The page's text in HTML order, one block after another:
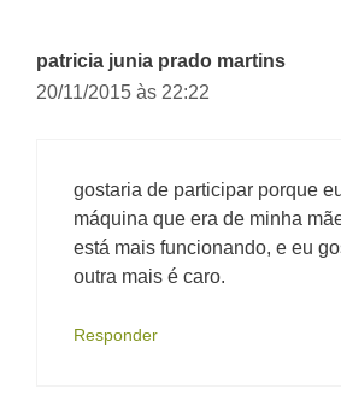
patricia junia prado martins
20/11/2015 às 22:22
gostaria de participar porque
máquina que era de minha
está mais funcionando, e eu
outra mais é caro.
Responder